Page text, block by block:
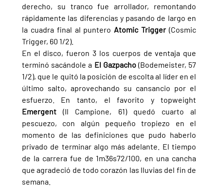
derecho, su tranco fue arrollador, remontando
rápidamente las diferencias y pasando de largo en
la cuadra final al puntero Atomic Trigger (Cosmic
Trigger, 60 1/2).
En el disco, fueron 3 los cuerpos de ventaja que
terminó sacándole a El Gazpacho (Bodemeister, 57
1/2), que le quitó la posición de escolta al líder en el
último salto, aprovechando su cansancio por el
Emergent (Il Campione, 61) quedó cuarto al
pescuezo, con algún pequeño tropiezo en el
momento de las definiciones que pudo haberlo
privado de terminar algo más adelante. El tiempo
de la carrera fue de 1m36s72/100, en una cancha
que agradeció de todo corazón las lluvias del fin de
semana.